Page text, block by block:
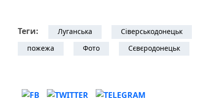
Теги: Луганська
Сіверськодонецьк
пожежа
Фото Сєвєродонецьк